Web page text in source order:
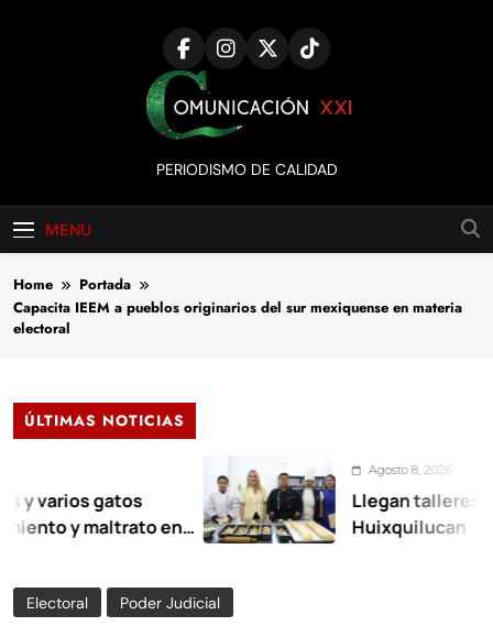
Comunicación
XXI
PERIODISMO DE CALIDAD
MENU
Home
Portada
Capacita IEEM a pueblos originarios del sur mexiquense en materia
electoral
ÚLTIMAS NOTICIAS
gatos
maltrato en
Agosto 8, 2026
Llegan talleres de
Huixquilucan
Electoral Poder Judicial